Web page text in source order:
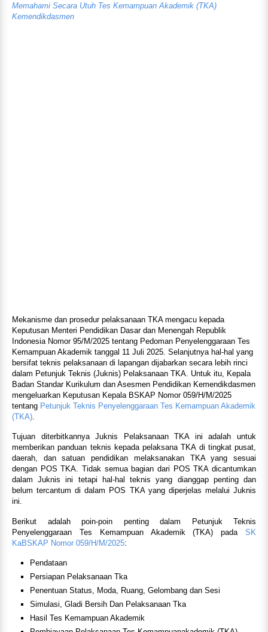
Memahami Secara Utuh Tes Kemampuan Akademik (TKA)
Kemendikdasmen
Mekanisme dan prosedur pelaksanaan TKA mengacu kepada
Keputusan Menteri Pendidikan Dasar dan Menengah Republik
Indonesia Nomor 95/M/2025 tentang Pedoman Penyelenggaraan Tes
Kemampuan Akademik tanggal 11 Juli 2025. Selanjutnya hal-hal yang
bersifat teknis pelaksanaan di lapangan dijabarkan secara lebih rinci
dalam Petunjuk Teknis (Juknis) Pelaksanaan TKA. Untuk itu, Kepala
Badan Standar Kurikulum dan Asesmen Pendidikan Kemendikdasmen
mengeluarkan Keputusan Kepala BSKAP Nomor 059/H/M/2025
tentang Petunjuk Teknis Penyelenggaraan Tes Kemampuan Akademik
(TKA)
Tujuan diterbitkannya Juknis Pelaksanaan TKA ini adalah untuk
memberikan panduan teknis kepada pelaksana TKA di tingkat pusat,
daerah, dan satuan pendidikan melaksanakan TKA yang sesuai
dengan POS TKA. Tidak semua bagian dari POS TKA dicantumkan
dalam Juknis ini tetapi hal-hal teknis yang dianggap penting dan
belum tercantum di dalam POS TKA yang diperjelas melalui Juknis
ini.
Berikut adalah poin-poin penting dalam Petunjuk Teknis
Penyelenggaraan Tes Kemampuan Akademik (TKA) pada SK
KaBSKAP Nomor 059/H/M/2025:
Pendataan
Persiapan Pelaksanaan Tka
Penentuan Status, Moda, Ruang, Gelombang dan Sesi
Simulasi, Gladi Bersih Dan Pelaksanaan Tka
Hasil Tes Kemampuan Akademik